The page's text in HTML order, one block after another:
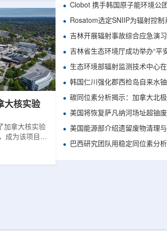
何影响微电
发现云可视
原理的人工
据、模拟和
缺陷如何影
。(图片由
件广泛用于
全通信和人
大核实验
加拿大核实验
成为该项目中
措旨在加强
吉林开展辐射事故综合应急演习
吉林省生态环境厅成功举办“平
生态环境部辐射监测技术中心
美国将恢复萨凡纳河场址超铀
美国能源部介绍遗留废物清理
巴西研究团队用稳定同位素分